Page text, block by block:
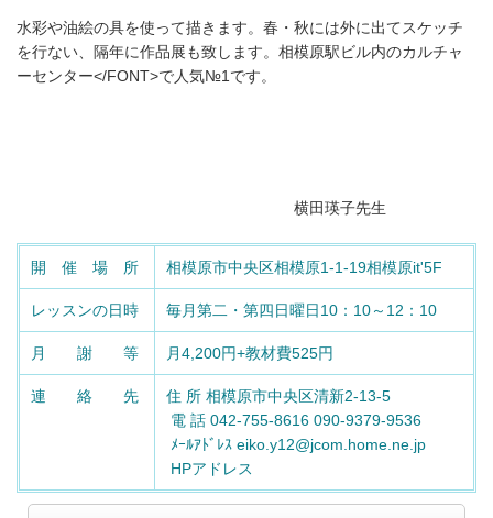
水彩や油絵の具を使って描きます。春・秋には外に出てスケッチ
を行ない、隔年に作品展も致します。相模原駅ビル内のカルチャ
ーセンター</FONT>で人気№1です。
横田瑛子先生
開 催 場 所 相模原市中央区相模原1-1-19相模原it'5F
レッスンの日時 毎月第二・第四日曜日10：10～12：10
月 謝 等 月4,200円+教材費525円
連 絡 先
住 所 相模原市中央区清新2-13-5
電 話 042-755-8616 090-9379-9536
ﾒｰﾙｱﾄﾞﾚｽ eiko.y12@jcom.home.ne.jp
HPアドレス